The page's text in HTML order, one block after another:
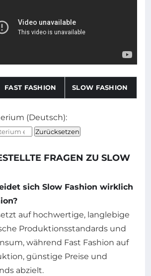
FAST FASHION SLOW FASHION
(Deutsch):
Zurücksetzen
FRAGEN ZU SLOW
sich Slow Fashion wirklich
auf hochwertige, langlebige
Produktionsstandards und
während Fast Fashion auf
günstige Preise und
abzielt.